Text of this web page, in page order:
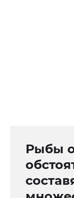
Рыбы